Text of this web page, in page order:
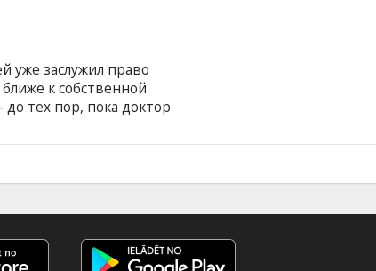
уже заслужил право
к собственной
тех пор, пока доктор
к новой, опасной
Человеку-
языке с